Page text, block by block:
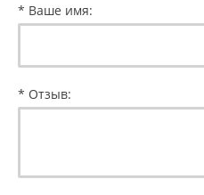
* Ваше имя:
* Отзыв: